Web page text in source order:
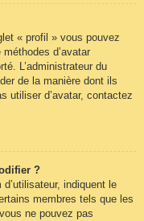
« profil » vous pouvez
d’avatar
L’administrateur du
de la manière dont ils
utiliser d’avatar, contactez
?
indiquent le
membres tels que les
ne pouvez pas